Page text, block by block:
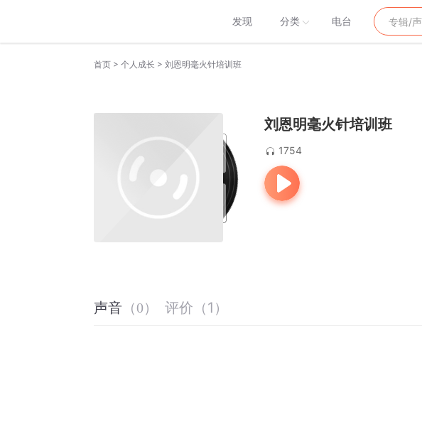
发现 分类 电台
首页 > 个人成长 > 刘恩明毫火针培训班
刘恩明毫火针培训班
1754
声音 （0） 评价 （1 ）